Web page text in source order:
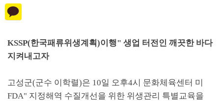
KSSP(한국패류위생계획)이행" 생업 터전인 깨끗한 바다
지켜내고자
고성군(군수 이학렬)은 10일 오후4시 문화체육센터 미
FDA" 지정해역 수질개선을 위한 위생관리 특별교육을